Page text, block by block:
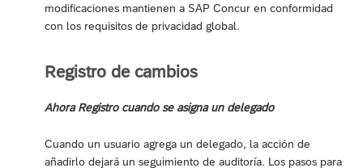
modificaciones mantienen a SAP Concur en conformidad
con los requisitos de privacidad global.
Registro de cambios
Ahora Registro cuando se asigna un delegado
Cuando un usuario agrega un delegado, la acción de
añadirlo dejará un seguimiento de auditoría. Los pasos para